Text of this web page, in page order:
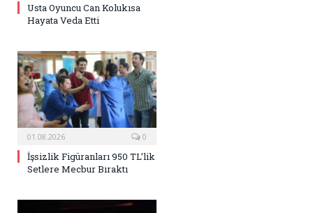
Usta Oyuncu Can Kolukısa
Hayata Veda Etti
01.08.2026 0
İşsizlik Figüranları 950 TL’lik
Setlere Mecbur Bıraktı